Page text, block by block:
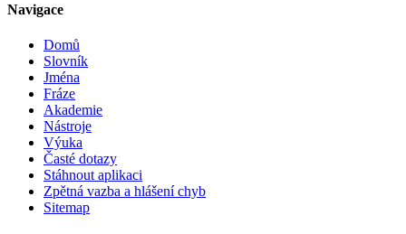
Navigace
Domů
Slovník
Jména
Fráze
Akademie
Nástroje
Výuka
Časté dotazy
Stáhnout aplikaci
Zpětná vazba a hlášení chyb
Sitemap